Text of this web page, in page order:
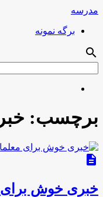
مدرسه
برگه نمونه
search
برچسب:
description
خبری خوش برای